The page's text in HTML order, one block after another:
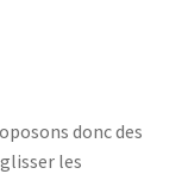
donc des
les